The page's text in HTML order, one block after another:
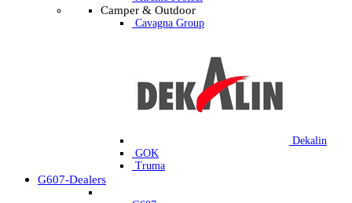
Camper & Outdoor
Cavagna Group
Dekalin
GOK
Truma
G607-Dealers